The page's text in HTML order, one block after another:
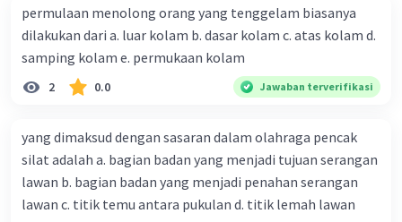
permulaan menolong orang yang tenggelam biasanya
dilakukan dari a. luar kolam b. dasar kolam c. atas kolam d.
samping kolam e. permukaan kolam
2 0.0 Jawaban terverifikasi
yang dimaksud dengan sasaran dalam olahraga pencak
silat adalah a. bagian badan yang menjadi tujuan serangan
lawan b. bagian badan yang menjadi penahan serangan
lawan c. titik temu antara pukulan d. titik lemah lawan